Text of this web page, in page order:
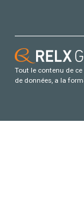
Tout le contenu de
de données, a la